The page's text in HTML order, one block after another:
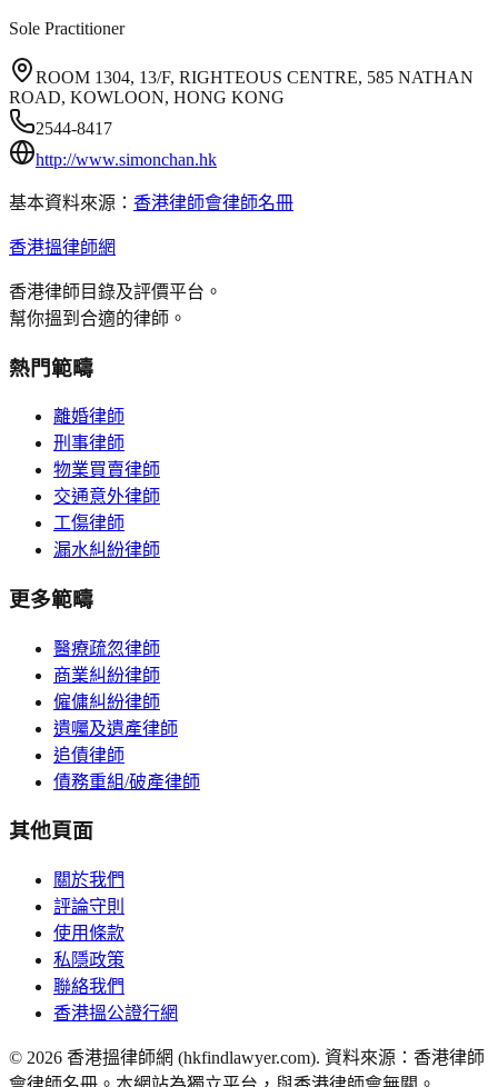
Sole Practitioner
ROOM 1304, 13/F, RIGHTEOUS CENTRE, 585 NATHAN
ROAD, KOWLOON, HONG KONG
2544-8417
http://www.simonchan.hk
基本資料來源： 香港律師會律師名冊
香港搵律師網
香港律師目錄及評價平台。
幫你搵到合適的律師。
熱門範疇
離婚律師
刑事律師
物業買賣律師
交通意外律師
工傷律師
漏水糾紛律師
更多範疇
醫療疏忽律師
商業糾紛律師
僱傭糾紛律師
遺囑及遺產律師
追債律師
債務重組/破產律師
其他頁面
關於我們
評論守則
使用條款
私隱政策
聯絡我們
香港搵公證行網
© 2026 香港搵律師網 (hkfindlawyer.com). 資料來源：香港律師